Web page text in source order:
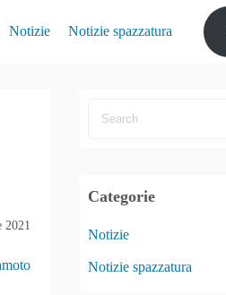
Notizie Notizie spazzatura
2021
Categorie
Notizie
Notizie spazzatura